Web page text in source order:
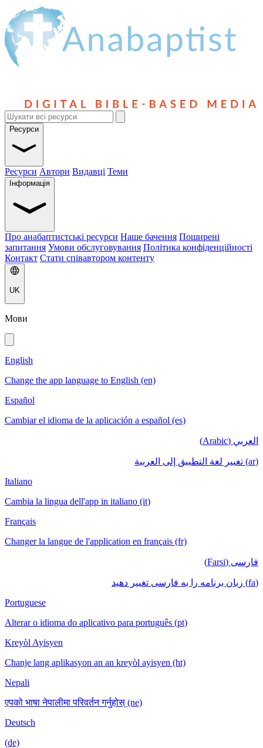
Ресурси
Ресурси Автори Видавці Теми
Інформація
Про анабаптистські ресурси Наше бачення Поширені
запитання Умови обслуговування Політика конфіденційності
Контакт Стати співавтором контенту
UK
Мови
English
Change the app language to English (en)
Español
Cambiar el idioma de la aplicación a español (es)
العربي (Arabic)
(ar) تغيير لغة التطبيق إلى العربية
Italiano
Cambia la lingua dell'app in italiano (it)
Français
Changer la langue de l'application en français (fr)
فارسی (Farsi)
(fa) زبان برنامه را به فارسی تغییر دهید
Portuguese
Alterar o idioma do aplicativo para português (pt)
Kreyòl Ayisyen
Chanje lang aplikasyon an an kreyòl ayisyen (ht)
Nepali
एपको भाषा नेपालीमा परिवर्तन गर्नुहोस् (ne)
Deutsch
(de)